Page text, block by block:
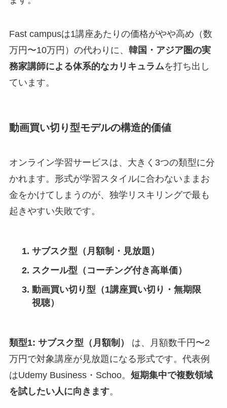
Fast campusは1講座あたりの価格がやや高め（数
万円〜10万円）の代わりに、 韓国・アジア圏の実
務家講師による体系的なカリキュラムを打ち出し
ています。
動画買い切り型モデルの構造的価値
オンライン学習サービスは、大きく3つの類型に分
かれます。形式が学習スタイルに合わないままお
金をかけてしまうのが、独学リスキリングで最も
起きやすい失敗です。
サブスク型（月額制・見放題）
スクール型（コーチング付き高単価）
動画買い切り型（1講座買い切り・無期限
視聴）
類型1: サブスク型（月額制）
は、月額数千円〜2
万円で対象講座が見放題になる形式です。代表例
はUdemy Business・Schoo。 短期集中で複数領域
を試したい人に向きます。